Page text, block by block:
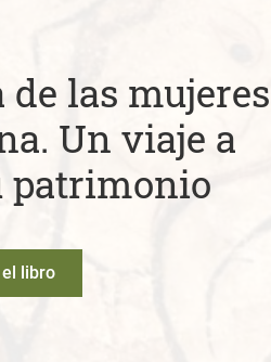
las
Un viaje a
patrimonio
libro